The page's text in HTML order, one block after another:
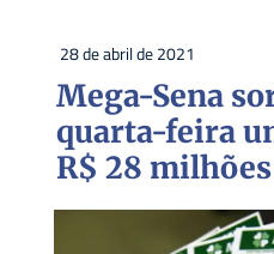
28 de abril de 2021
Mega-Sena
quarta-feira
R$ 28 milhões